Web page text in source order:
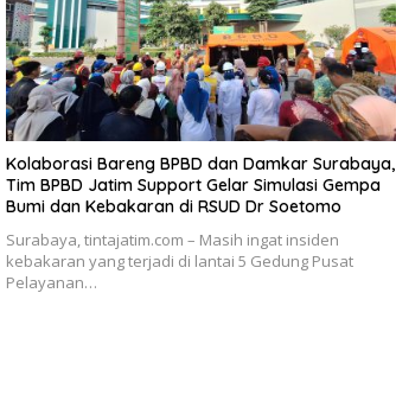
Kolaborasi Bareng BPBD dan Damkar Surabaya,
Tim BPBD Jatim Support Gelar Simulasi Gempa
Bumi dan Kebakaran di RSUD Dr Soetomo
Surabaya, tintajatim.com – Masih ingat insiden
kebakaran yang terjadi di lantai 5 Gedung Pusat
Pelayanan…